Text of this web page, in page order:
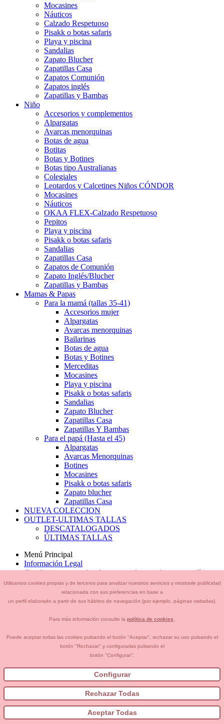
Utilizamos cookies propias y de terceros para analizar nuestros servicios y mostrarle publicidad
relacionada con sus preferencias en base a
un perfil elaborado a partir de sus hábitos de navegación (por ejemplo, páginas visitadas).
Para más información consulte la política de cookies
Puede aceptar todas las cookies pulsando el botón "Aceptar", rechazar su uso pulsando el
botón "Rechazar" y configurarlas pulsando el
botón "Configurar".
Configurar
Rechazar Todas
Aceptar Todas
Mocasines
Náuticos
Calzado Respetuoso
Pisakk o botas safaris
Playa y piscina
Sandalias
Zapato Blucher
Zapatillas Casa
Zapatos Comunión
Zapatos inglés
Zapatillas y Bambas
Niño
Accesorios y complementos
Alpargatas
Avarcas menorquinas
Botas de agua
Botitas
Botas y Botines
Botas tipo Australianas
Colegiales
Leotardos y Calcetines Niños CÓNDOR
Mocasines
Náuticos
OKAA FLEX-Calzado Respetuoso
Pepitos
Playa y piscina
Pisakk o botas safaris
Sandalias
Zapatillas Casa
Zapatos de Comunión
Zapato Inglés/Blucher
Zapatillas y Bambas
Mamas & Papas
Para la mamá (tallas 35-41)
Accesorios mujer
Alpargatas
Avarcas menorquinas
Bailarinas
Botas de agua
Botas y Botines
Merceditas
Mocasines
Playa y piscina
Pisakk o botas safaris
Sandalias
Zapato Blucher
Zapatillas Casa
Zapatillas Y Bambas
Para el papá (Hasta el 45)
Alpargatas
Avarcas Menorquinas
Botines
Mocasines
Pisakk o botas safaris
Zapato blucher
Zapatillas Casa
NUEVA COLECCION
OUTLET-ULTIMAS TALLAS
DESCATALOGADOS
ÚLTIMAS TALLAS
Menú Principal
Información Legal
Condiciones generales de compra, formas de pago , política
de devoluciones y reembolsos
Cambios/Devoluciones
Preguntas frecuentes
Aviso Legal
PROMO NOEL 2024
Menú Principal
Correo electrónico
Contraseña